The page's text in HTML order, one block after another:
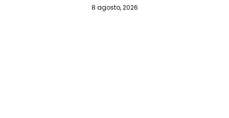
8 agosto, 2026